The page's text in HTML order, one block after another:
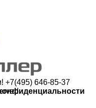
+7(495) 646-85-37